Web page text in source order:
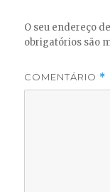
O seu endereço
obrigatórios são
COMENTÁRIO *